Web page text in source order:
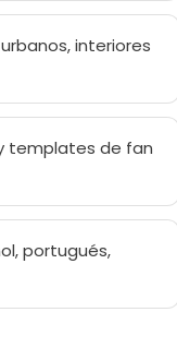
interiores
templates de fan
portugués,